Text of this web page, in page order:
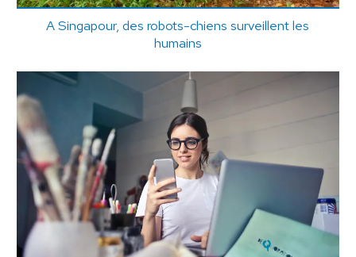
A Singapour, des robots-chiens surveillent les
humains